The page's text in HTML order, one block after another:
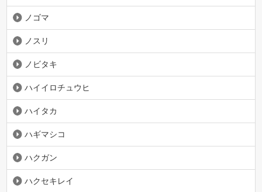
ノゴマ
ノスリ
ノビタキ
ハイイロチュウヒ
ハイタカ
ハギマシコ
ハクガン
ハクセキレイ